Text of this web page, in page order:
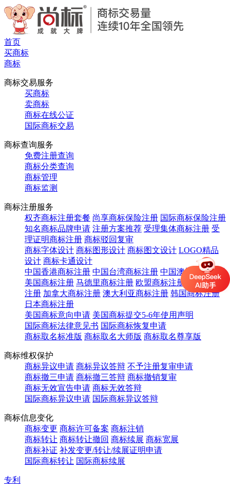
首页
买商标
商标
商标交易服务
买商标
卖商标
商标在线公证
国际商标交易
商标查询服务
免费注册查询
商标分类查询
商标管理
商标监测
商标注册服务
权齐商标注册套餐 尚享商标保险注册 国际商标保险注册
知名商标品牌申请 注册方案推荐 受理集体商标注册 受
理证明商标注册 商标驳回复审
商标字体设计 商标图形设计 商标图文设计 LOGO精品
设计 商标卡通设计
中国香港商标注册 中国台湾商标注册 中国澳门商标注册
美国商标注册 马德里商标注册 欧盟商标注册
英国商标
注册 加拿大商标注册 澳大利亚商标注册 韩国商标注册
日本商标注册
美国商标意向申请 美国商标提交5-6年使用声明
国际商标法律意见书 国际商标恢复申请
商标取名标准版 商标取名大师版 商标取名尊享版
商标维权保护
商标异议申请 商标异议答辩 不予注册复审申请
商标撤三申请 商标撤三答辩 商标撤销复审
商标无效宣告申请 商标无效答辩
国际商标异议申请 国际商标异议答辩
商标信息变化
商标变更 商标许可备案 商标注销
商标转让 商标转让撤回 商标续展 商标宽展
商标补证 补发变更/转让/续展证明申请
国际商标转让 国际商标续展
专利